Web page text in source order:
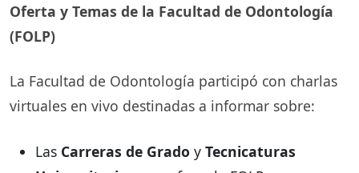
Oferta y Temas de la Facultad de Odontología
(FOLP)
La Facultad de Odontología participó con charlas
virtuales en vivo destinadas a informar sobre:
Las Carreras de Grado y Tecnicaturas